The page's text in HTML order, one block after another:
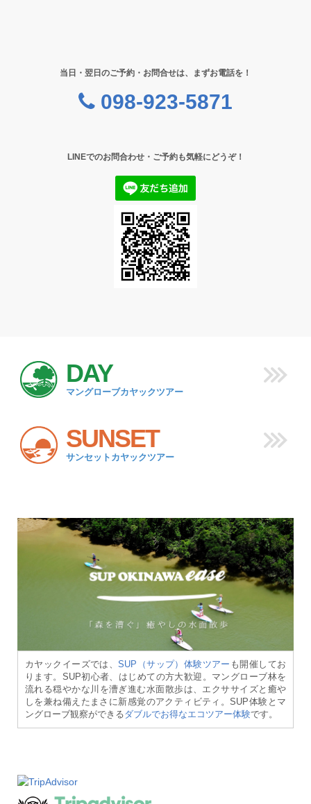
当日・翌日のご予約・お問合せは、まずお電話を！
098-923-5871
LINEでのお問合わせ・ご予約も気軽にどうぞ！
DAY
マングローブカヤックツアー
SUNSET
サンセットカヤックツアー
カヤックイーズでは、SUP（サップ）体験ツアー も開催してお
ります。SUP初心者、はじめての方大歓迎。マングローブ林を
流れる穏やかな川を漕ぎ進む水面散歩は、エクササイズと癒や
しを兼ね備えたまさに新感覚のアクティビティ。SUP体験とマ
ングローブ観察ができるダブルでお得なエコツアー体験です。